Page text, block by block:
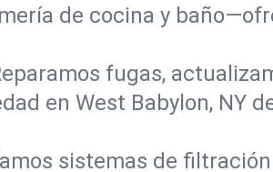
de cocina y
fugas,
en West Babylon, NY
sistemas de